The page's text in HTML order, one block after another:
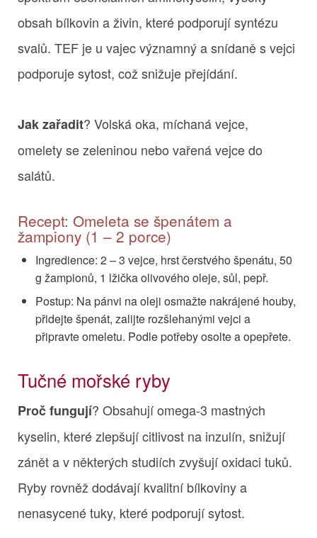
obsah bílkovin a živin, které podporují syntézu
svalů. TEF je u vajec významný a snídaně s vejci
podporuje sytost, což snižuje přejídání.
Jak zařadit? Volská oka, míchaná vejce,
omelety se zeleninou nebo vařená vejce do
salátů.
Recept: Omeleta se špenátem a
žampiony (1 – 2 porce)
Ingredience: 2 – 3 vejce, hrst čerstvého špenátu, 50
g žampionů, 1 lžička olivového oleje, sůl, pepř.
Postup: Na pánvi na oleji osmažte nakrájené houby,
přidejte špenát, zalijte rozšlehanými vejci a
připravte omeletu. Podle potřeby osolte a opepřete.
Tučné mořské ryby
Proč fungují? Obsahují omega‑3 mastných
kyselin, které zlepšují citlivost na inzulín, snižují
zánět a v některých studiích zvyšují oxidaci tuků.
Ryby rovněž dodávají kvalitní bílkoviny a
nenasycené tuky, které podporují sytost.